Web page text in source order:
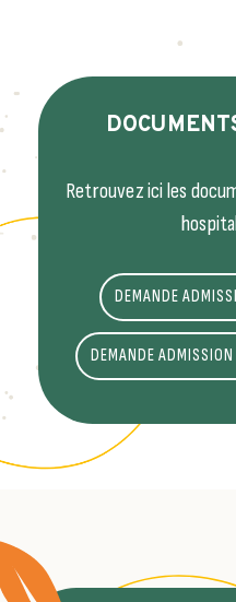
Retrouvez ici les
DEMANDE
DEMANDE